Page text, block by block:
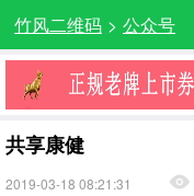
竹风二维码 > 公众号
共享康健
2019-03-18 08:21:31